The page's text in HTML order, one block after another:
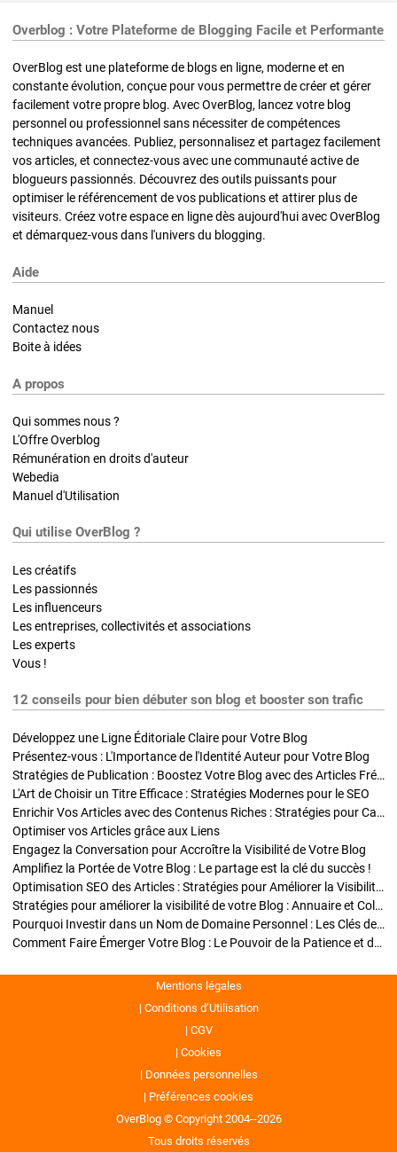
Overblog : Votre Plateforme de Blogging Facile et Performante
OverBlog est une plateforme de blogs en ligne, moderne et en
constante évolution, conçue pour vous permettre de créer et gérer
facilement votre propre blog. Avec OverBlog, lancez votre blog
personnel ou professionnel sans nécessiter de compétences
techniques avancées. Publiez, personnalisez et partagez facilement
vos articles, et connectez-vous avec une communauté active de
blogueurs passionnés. Découvrez des outils puissants pour
optimiser le référencement de vos publications et attirer plus de
visiteurs. Créez votre espace en ligne dès aujourd'hui avec OverBlog
et démarquez-vous dans l'univers du blogging.
Aide
Manuel
Contactez nous
Boite à idées
A propos
Qui sommes nous ?
L'Offre Overblog
Rémunération en droits d'auteur
Webedia
Manuel d'Utilisation
Qui utilise OverBlog ?
Les créatifs
Les passionnés
Les influenceurs
Les entreprises, collectivités et associations
Les experts
Vous !
12 conseils pour bien débuter son blog et booster son trafic
Développez une Ligne Éditoriale Claire pour Votre Blog
Présentez-vous : L'Importance de l'Identité Auteur pour Votre Blog
Stratégies de Publication : Boostez Votre Blog avec des Articles Fréquents et Exclusifs
L'Art de Choisir un Titre Efficace : Stratégies Modernes pour le SEO
Enrichir Vos Articles avec des Contenus Riches : Stratégies pour Captiver et Optimiser
Optimiser vos Articles grâce aux Liens
Engagez la Conversation pour Accroître la Visibilité de Votre Blog
Amplifiez la Portée de Votre Blog : Le partage est la clé du succès !
Optimisation SEO des Articles : Stratégies pour Améliorer la Visibilité de Votre Blog
Stratégies pour améliorer la visibilité de votre Blog : Annuaire et Collaborations
Pourquoi Investir dans un Nom de Domaine Personnel : Les Clés de la Réussite de Votre Blog
Comment Faire Émerger Votre Blog : Le Pouvoir de la Patience et de la Persévérance
Mentions légales
Conditions d’Utilisation
CGV
Cookies
Données personnelles
Préférences cookies
OverBlog © Copyright 2004--2026
Tous droits réservés